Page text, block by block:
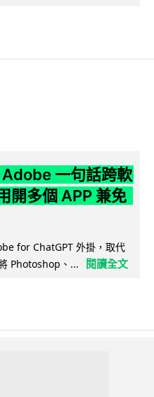
一句話跨軟
開多個 APP 兼免
for ChatGPT 外掛，取代
Photoshop、...
閱讀全文